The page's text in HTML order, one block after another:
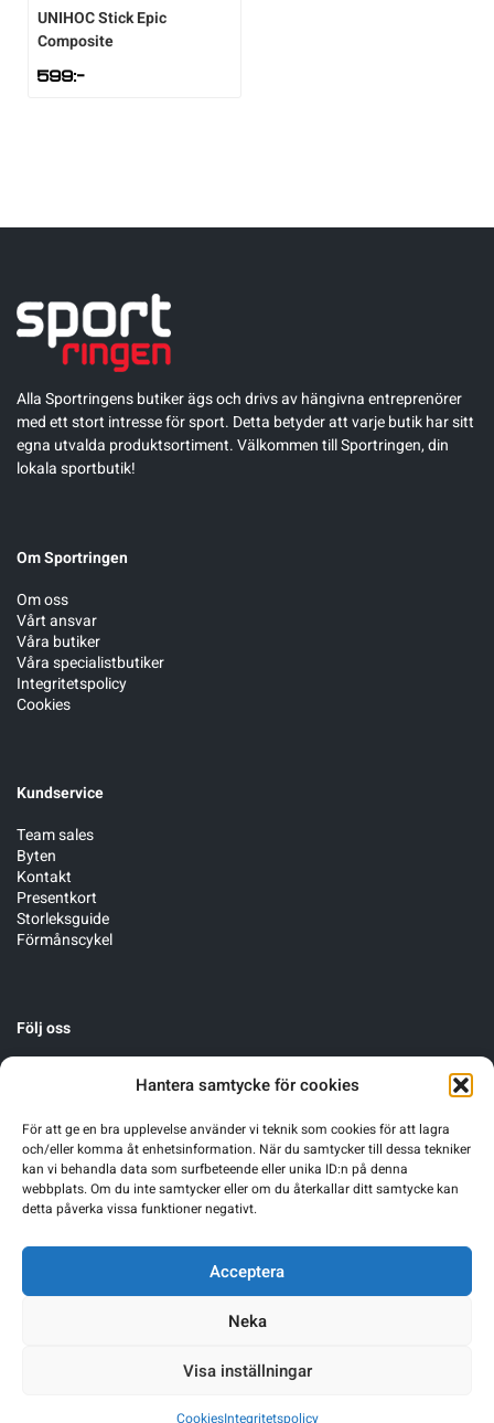
Hantera samtycke för cookies
För att ge en bra upplevelse använder vi teknik som cookies för att lagra
och/eller komma åt enhetsinformation. När du samtycker till dessa tekniker
kan vi behandla data som surfbeteende eller unika ID:n på denna
webbplats. Om du inte samtycker eller om du återkallar ditt samtycke kan
detta påverka vissa funktioner negativt.
Acceptera
Neka
Visa inställningar
CookiesIntegritetspolicy
UNIHOCStick Epic
Composite
599:-
Alla Sportringens butiker ägs och drivs av hängivna entreprenörer
med ett stort intresse för sport. Detta betyder att varje butik har sitt
egna utvalda produktsortiment. Välkommen till Sportringen, din
lokala sportbutik!
Om Sportringen
Om oss
Vårt ansvar
Våra butiker
Våra specialistbutiker
Integritetspolicy
Cookies
Kundservice
Team sales
Byten
Kontakt
Presentkort
Storleksguide
Förmånscykel
Följ oss